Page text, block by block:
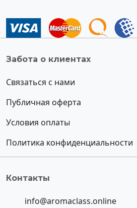
Забота о клиентах
Связаться с нами
Публичная оферта
Условия оплаты
Политика конфиденциальности
Контакты
info@aromaclass.online